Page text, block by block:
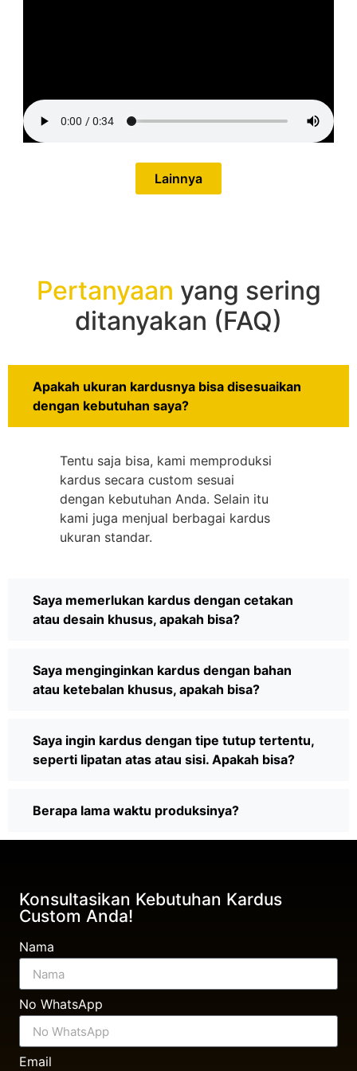
Lainnya
Pertanyaan yang sering
ditanyakan (FAQ)
Apakah ukuran kardusnya bisa disesuaikan
dengan kebutuhan saya?
Tentu saja bisa, kami memproduksi
kardus secara custom sesuai
dengan kebutuhan Anda. Selain itu
kami juga menjual berbagai kardus
ukuran standar.
Saya memerlukan kardus dengan cetakan
atau desain khusus, apakah bisa?
Saya menginginkan kardus dengan bahan
atau ketebalan khusus, apakah bisa?
Saya ingin kardus dengan tipe tutup tertentu,
seperti lipatan atas atau sisi. Apakah bisa?
Berapa lama waktu produksinya?
Konsultasikan Kebutuhan Kardus
Custom Anda!
Nama
No WhatsApp
Email